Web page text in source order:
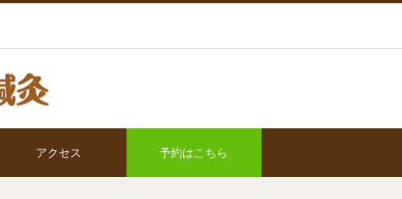
アクセス 予約はこちら